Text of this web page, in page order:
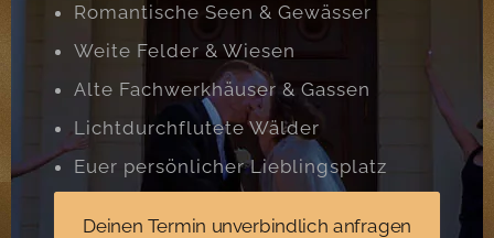
Romantische Seen & Gewässer
Weite Felder & Wiesen
Alte Fachwerkhäuser & Gassen
Lichtdurchflutete Wälder
Euer persönlicher Lieblingsplatz
Deinen Termin unverbindlich anfragen